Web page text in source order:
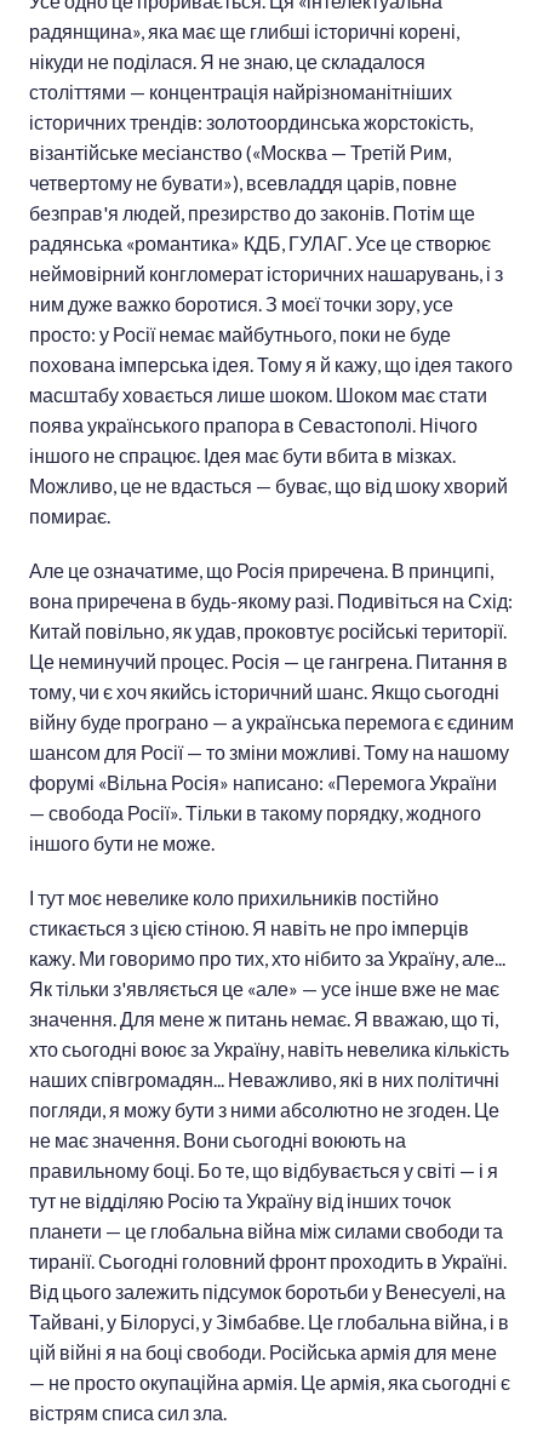
радянщина», яка має ще глибші історичні корені,
нікуди не поділася. Я не знаю, це складалося
століттями — концентрація найрізноманітніших
історичних трендів: золотоординська жорстокість,
візантійське месіанство («Москва — Третій Рим,
четвертому не бувати»), всевладдя царів, повне
безправ'я людей, презирство до законів. Потім ще
радянська «романтика» КДБ, ГУЛАГ. Усе це створює
неймовірний конгломерат історичних нашарувань, і з
ним дуже важко боротися. З моєї точки зору, усе
просто: у Росії немає майбутнього, поки не буде
похована імперська ідея. Тому я й кажу, що ідея такого
масштабу ховається лише шоком. Шоком має стати
поява українського прапора в Севастополі. Нічого
іншого не спрацює. Ідея має бути вбита в мізках.
Можливо, це не вдасться — буває, що від шоку хворий
помирає.
Але це означатиме, що Росія приречена. В принципі,
вона приречена в будь-якому разі. Подивіться на Схід:
Китай повільно, як удав, проковтує російські території.
Це неминучий процес. Росія — це гангрена. Питання в
тому, чи є хоч якийсь історичний шанс. Якщо сьогодні
війну буде програно — а українська перемога є єдиним
шансом для Росії — то зміни можливі. Тому на нашому
форумі «Вільна Росія» написано: «Перемога України
— свобода Росії». Тільки в такому порядку, жодного
іншого бути не може.
І тут моє невелике коло прихильників постійно
стикається з цією стіною. Я навіть не про імперців
кажу. Ми говоримо про тих, хто нібито за Україну, але...
Як тільки з'являється це «але» — усе інше вже не має
значення. Для мене ж питань немає. Я вважаю, що ті,
хто сьогодні воює за Україну, навіть невелика кількість
наших співгромадян... Неважливо, які в них політичні
погляди, я можу бути з ними абсолютно не згоден. Це
не має значення. Вони сьогодні воюють на
правильному боці. Бо те, що відбувається у світі — і я
тут не відділяю Росію та Україну від інших точок
планети — це глобальна війна між силами свободи та
тиранії. Сьогодні головний фронт проходить в Україні.
Від цього залежить підсумок боротьби у Венесуелі, на
Тайвані, у Білорусі, у Зімбабве. Це глобальна війна, і в
цій війні я на боці свободи. Російська армія для мене
— не просто окупаційна армія. Це армія, яка сьогодні є
вістрям списа сил зла.